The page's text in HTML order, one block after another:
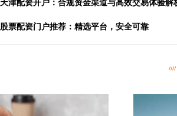
股票配资门户推荐：精选平台，安全可靠